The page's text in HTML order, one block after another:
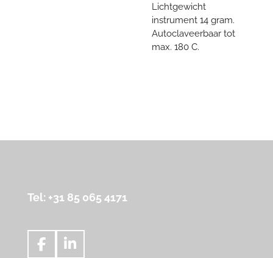
Lichtgewicht
instrument 14 gram.
Autoclaveerbaar tot
max. 180 C.
Tel: +31 85 065 4171
F
L